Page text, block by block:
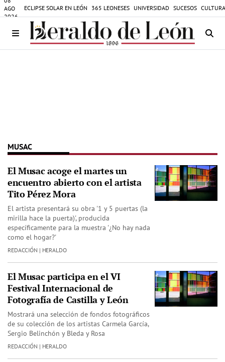
AGO
2026
ECLIPSE SOLAR EN LEÓN 365 LEONESES UNIVERSIDAD SUCESOS
MUSAC
El Musac acoge el martes un
encuentro abierto con el artista
Tito Pérez Mora
El artista presentará su obra '1 y 5 puertas (la
mirilla hace la puerta)', producida
específicamente para la muestra '¿No hay nada
como el hogar?'
REDACCIÓN | HERALDO
El Musac participa en el VI
Festival Internacional de
Fotografía de Castilla y León
Mostrará una selección de fondos fotográficos
de su colección de los artistas Carmela García,
Sergio Belinchón y Bleda y Rosa
REDACCIÓN | HERALDO